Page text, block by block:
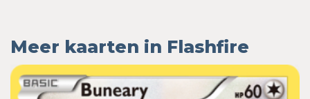
Meer kaarten in Flashfire